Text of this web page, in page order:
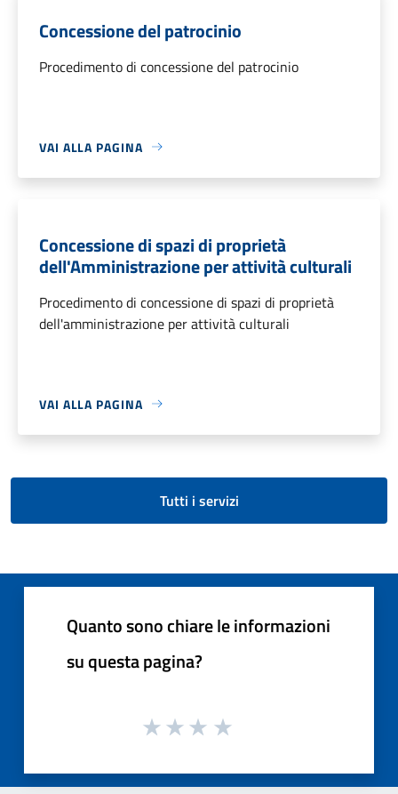
Concessione del patrocinio
Procedimento di concessione del patrocinio
VAI ALLA PAGINA
Concessione di spazi di proprietà
dell'Amministrazione per attività culturali
Procedimento di concessione di spazi di proprietà
dell'amministrazione per attività culturali
VAI ALLA PAGINA
Tutti i servizi
Quanto sono chiare le informazioni
su questa pagina?